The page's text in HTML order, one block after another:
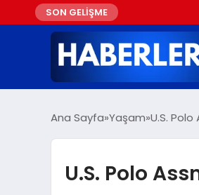
SON GELİŞME
Ana Sayfa Yaşam U.S. Polo
U.S. Polo